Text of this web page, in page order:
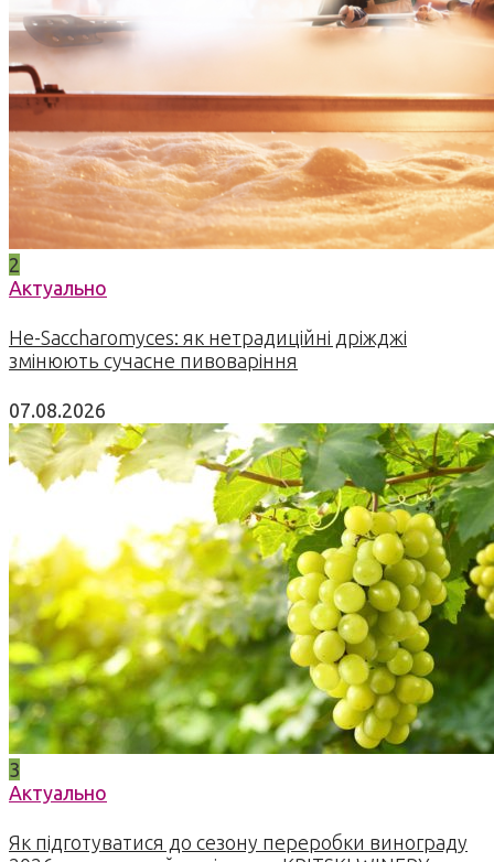
2
Актуально
Не-Saccharomyces: як нетрадиційні дріжджі
змінюють сучасне пивоваріння
07.08.2026
3
Актуально
Як підготуватися до сезону переробки винограду